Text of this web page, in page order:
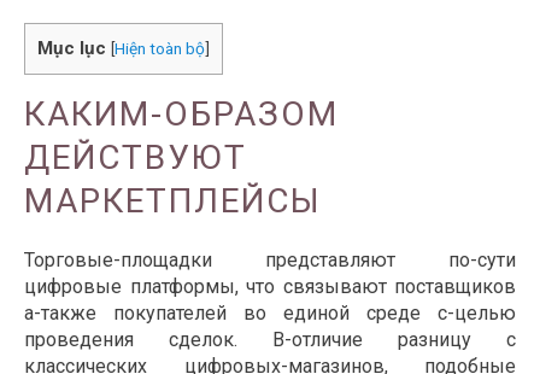
Mục lục [Hiện toàn bộ]
КАКИМ-ОБРАЗОМ
ДЕЙСТВУЮТ
МАРКЕТПЛЕЙСЫ
Торговые-площадки представляют по-сути
цифровые платформы, что связывают поставщиков
а-также покупателей во единой среде с-целью
проведения сделок. В-отличие разницу с
классических цифровых-магазинов, подобные